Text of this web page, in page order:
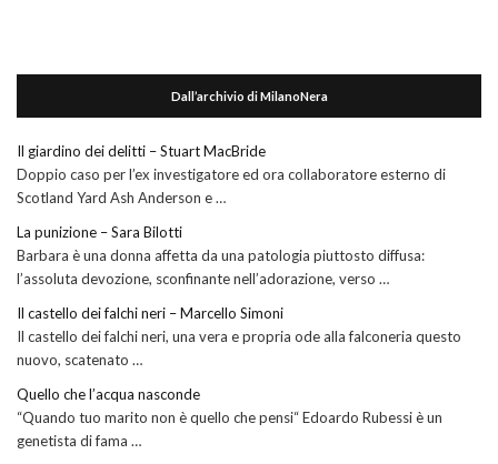
Dall’archivio di MilanoNera
Il giardino dei delitti – Stuart MacBride
Doppio caso per l’ex investigatore ed ora collaboratore esterno di
Scotland Yard Ash Anderson e …
La punizione – Sara Bilotti
Barbara è una donna affetta da una patologia piuttosto diffusa:
l’assoluta devozione, sconfinante nell’adorazione, verso …
Il castello dei falchi neri – Marcello Simoni
Il castello dei falchi neri, una vera e propria ode alla falconeria questo
nuovo, scatenato …
Quello che l’acqua nasconde
“Quando tuo marito non è quello che pensi“ Edoardo Rubessi è un
genetista di fama …